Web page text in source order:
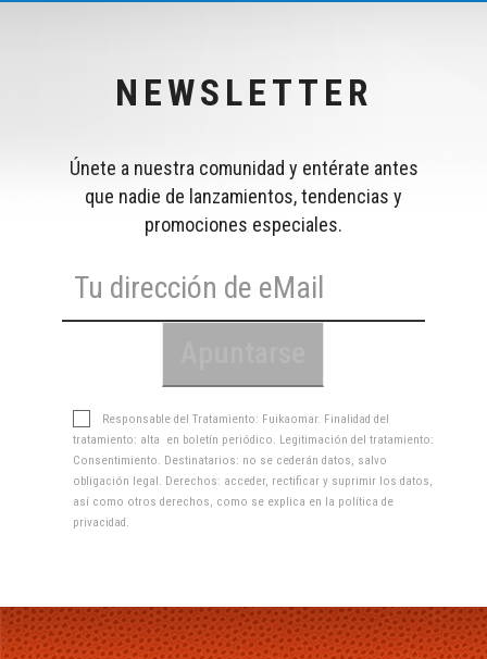
NEWSLETTER
Únete a nuestra comunidad y entérate antes
que nadie de lanzamientos, tendencias y
promociones especiales.
Responsable del Tratamiento: Fuikaomar. Finalidad del
tratamiento: alta en boletín periódico. Legitimación del tratamiento:
Consentimiento. Destinatarios: no se cederán datos, salvo
obligación legal. Derechos: acceder, rectificar y suprimir los datos,
así como otros derechos, como se explica en la política de
privacidad